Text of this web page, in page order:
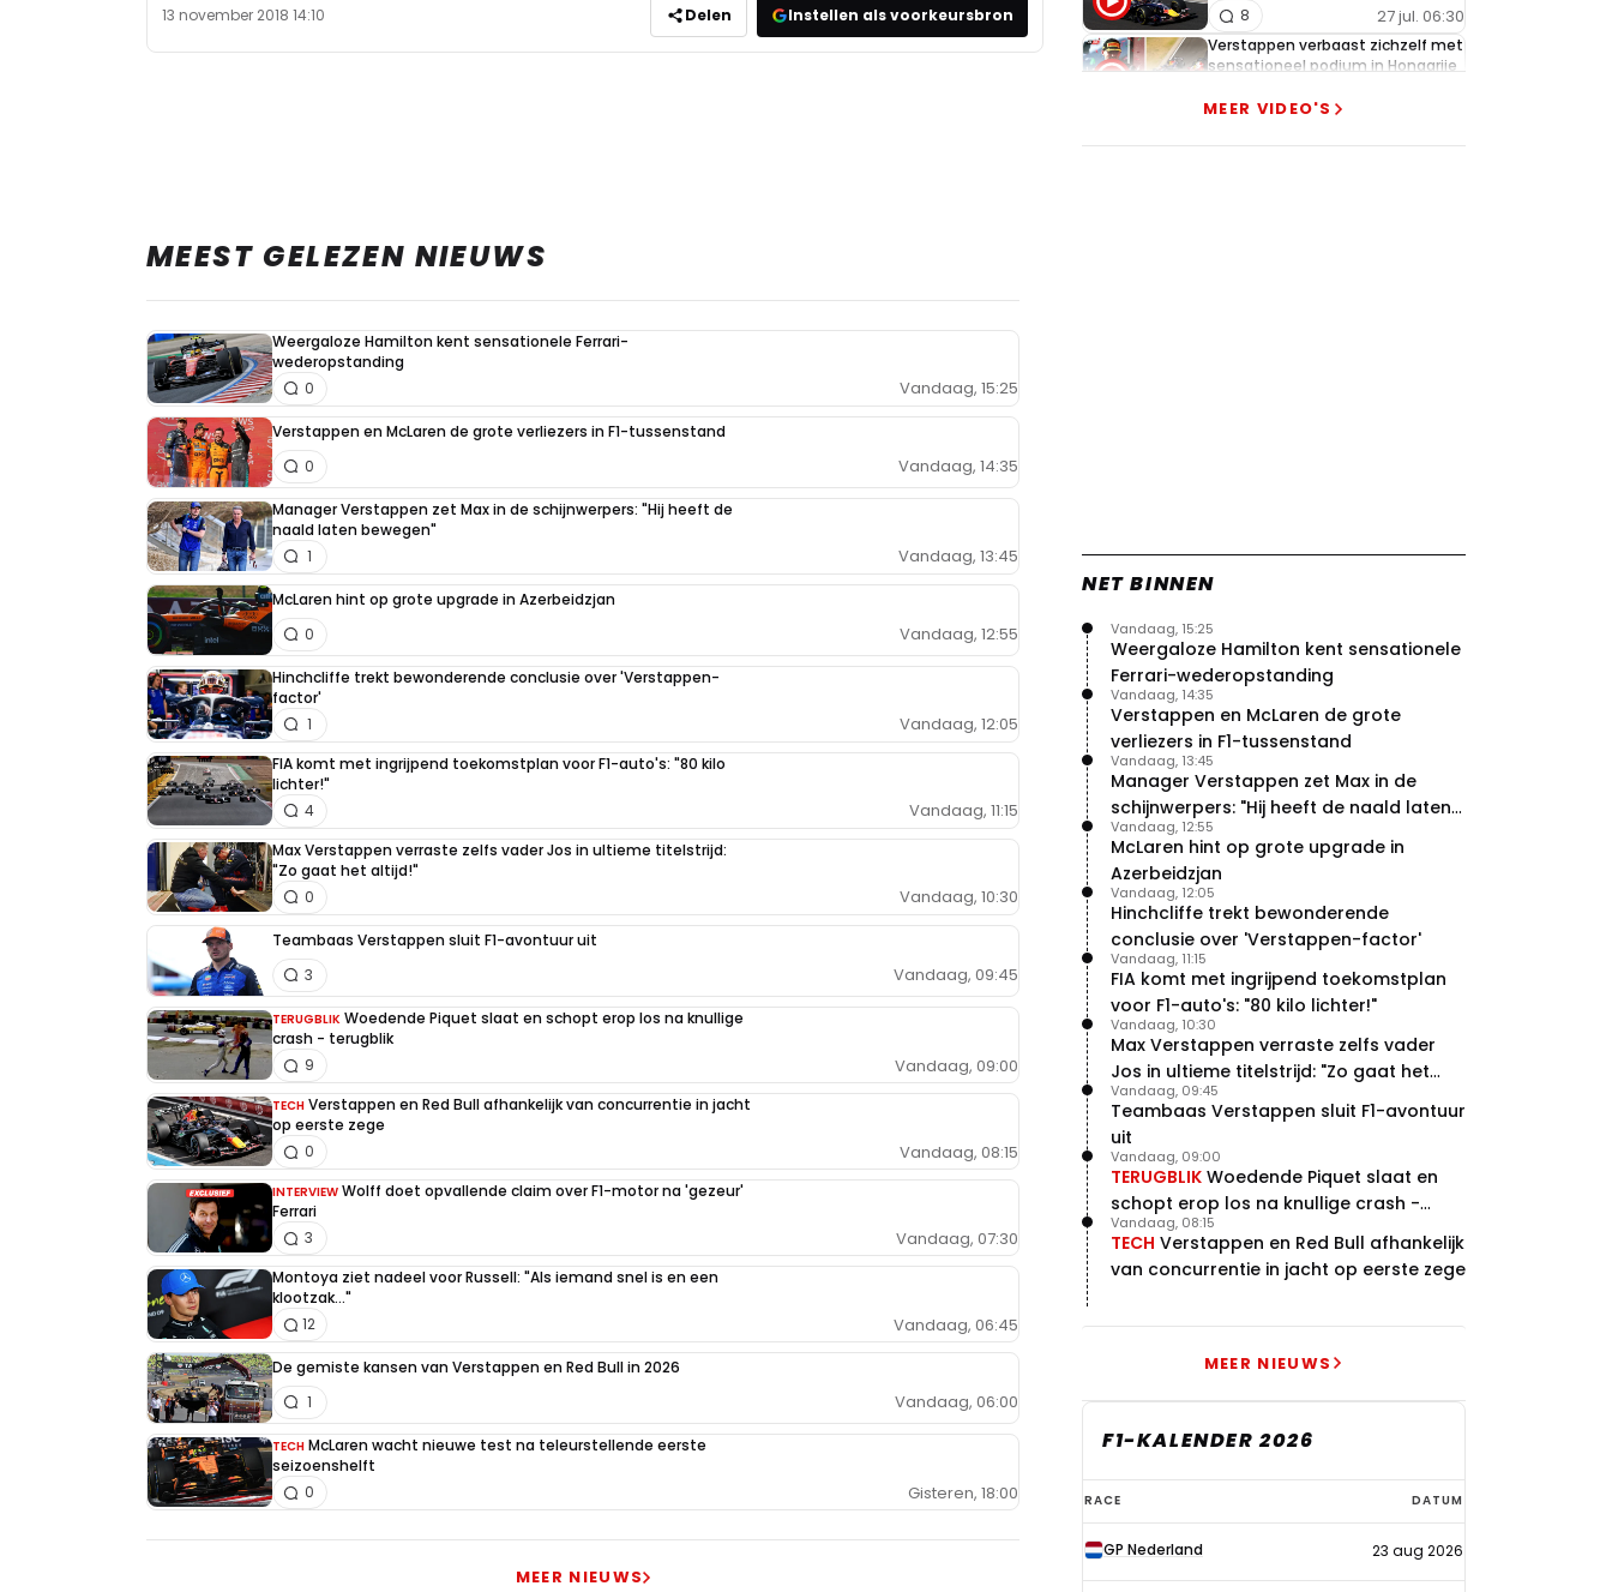
13 november 2018 14:10 Delen Instellen als voorkeursbron 27 jul. 06:30
8
Verstappen verbaast zichzelf met
sensationeel podium in Hongarije
Getergde Verstappen zet
Hamilton brutaal opzij met
24 jul. 18:45
0
Zien: zo werkt de aangepaste
Verstappen geeft goed nieuws
over competitiviteit
23 jul. 17:45
0
Video: Red Bull slaagt in ultiem
huzarenstukje met kapotte auto
Verstappen
22 jul. 07:30
0
Video: Red Bull Verstappen krijgt
vleugels in crash met Hamilton
Piastri faalt hopeloos achter het
stuur bij Jeremy Clarkson
Red Bull lijkt hardnekkig lek nu
boven te hebben
20 jul. 15:15
2
MEER VIDEO'S
MEEST GELEZEN NIEUWS
Weergaloze Hamilton kent sensationele Ferrari-
wederopstanding
Vandaag, 15:25
0
Verstappen en McLaren de grote verliezers in F1-tussenstand
Vandaag, 14:35
0
Manager Verstappen zet Max in de schijnwerpers: "Hij heeft de
naald laten bewegen"
Vandaag, 13:45
1
McLaren hint op grote upgrade in Azerbeidzjan
Vandaag, 12:55
0
Hinchcliffe trekt bewonderende conclusie over 'Verstappen-
factor'
Vandaag, 12:05
1
FIA komt met ingrijpend toekomstplan voor F1-auto's: "80 kilo
lichter!"
Vandaag, 11:15
4
Max Verstappen verraste zelfs vader Jos in ultieme titelstrijd:
"Zo gaat het altijd!"
Vandaag, 10:30
0
Teambaas Verstappen sluit F1-avontuur uit
Vandaag, 09:45
3
TERUGBLIK Woedende Piquet slaat en schopt erop los na knullige
crash - terugblik
Vandaag, 09:00
9
TECH Verstappen en Red Bull afhankelijk van concurrentie in jacht
op eerste zege
Vandaag, 08:15
0
INTERVIEW Wolff doet opvallende claim over F1-motor na 'gezeur'
Ferrari
Vandaag, 07:30
3
Montoya ziet nadeel voor Russell: "Als iemand snel is en een
klootzak..."
Vandaag, 06:45
12
De gemiste kansen van Verstappen en Red Bull in 2026
Vandaag, 06:00
1
TECH McLaren wacht nieuwe test na teleurstellende eerste
seizoenshelft
Gisteren, 18:00
0
MEER NIEUWS
NET BINNEN
Weergaloze Hamilton kent sensationele
Ferrari-wederopstanding
Vandaag, 15:25
Verstappen en McLaren de grote
verliezers in F1-tussenstand
Vandaag, 14:35
Manager Verstappen zet Max in de
schijnwerpers: "Hij heeft de naald laten
bewegen"
Vandaag, 13:45
McLaren hint op grote upgrade in
Azerbeidzjan
Vandaag, 12:55
Hinchcliffe trekt bewonderende
conclusie over 'Verstappen-factor'
Vandaag, 12:05
FIA komt met ingrijpend toekomstplan
voor F1-auto's: "80 kilo lichter!"
Vandaag, 11:15
Max Verstappen verraste zelfs vader
Jos in ultieme titelstrijd: "Zo gaat het
altijd!"
Vandaag, 10:30
Teambaas Verstappen sluit F1-avontuur
uit
Vandaag, 09:45
TERUGBLIK Woedende Piquet slaat en
schopt erop los na knullige crash -
terugblik
Vandaag, 09:00
TECH Verstappen en Red Bull afhankelijk
van concurrentie in jacht op eerste zege
Vandaag, 08:15
MEER NIEUWS
F1-KALENDER 2026
F1-
kalender
2026
RACE DATUM
GP Nederland 23 aug 2026